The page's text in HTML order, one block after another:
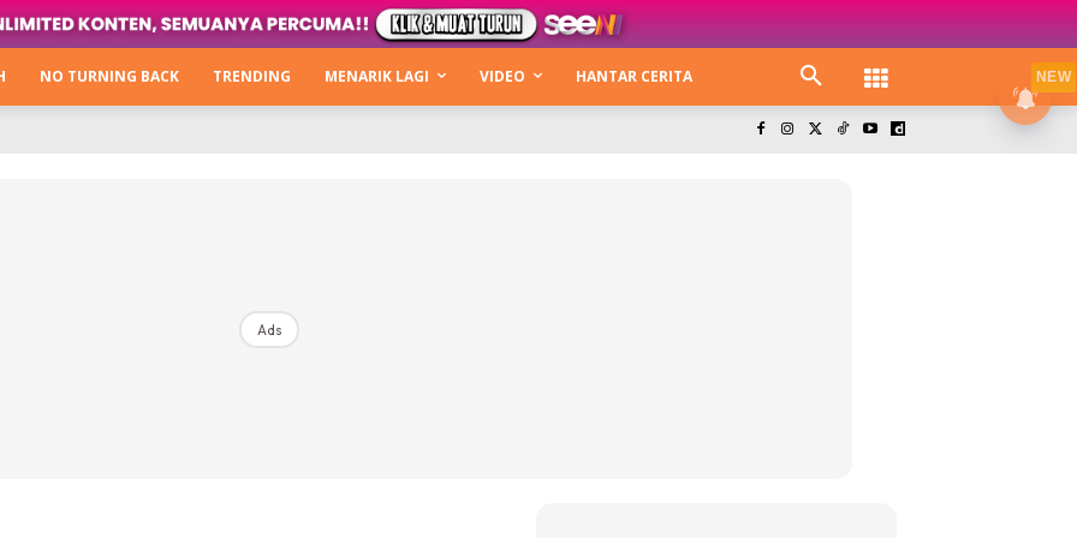
Hijabista
Next Level
NO TURNING BACK TRENDING MENARIK LAGI VIDEO HANTAR CERITA
Ads
NEW